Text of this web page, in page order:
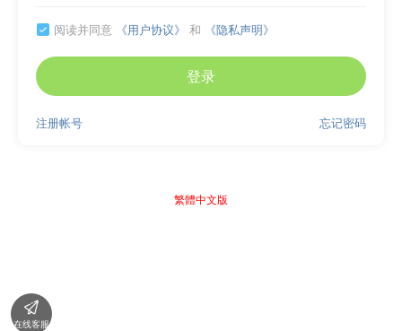
 阅读并同意 《用户协议》 和 《隐私声明》
登录
忘记密码
注册帐号
繁體中文版

在线客服